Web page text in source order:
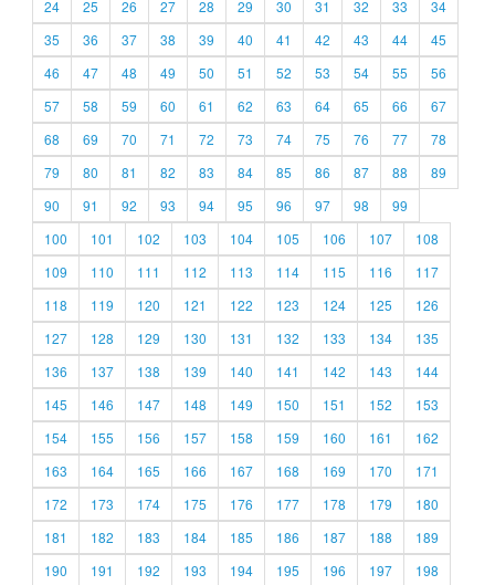
24
25 26 27 28 29 30 31 32 33
34
35
36 37 38 39 40 41 42 43 44
45
46
47 48 49 50 51 52 53 54 55
56
57
58 59 60 61 62 63 64 65 66
67
68
69 70 71 72 73 74 75 76 77
78
79
80 81 82 83 84 85 86 87 88
89
90
91 92 93 94 95 96 97 98
99
100
101 102 103 104 105 106 107
108
109
110 111 112 113 114 115 116
117
118
119 120 121 122 123 124 125
126
127
128 129 130 131 132 133 134
135
136
137 138 139 140 141 142 143
144
145
146 147 148 149 150 151 152
153
154
155 156 157 158 159 160 161
162
163
164 165 166 167 168 169 170
171
172
173 174 175 176 177 178 179
180
181
182 183 184 185 186 187 188
189
190
191 192 193 194 195 196 197
198